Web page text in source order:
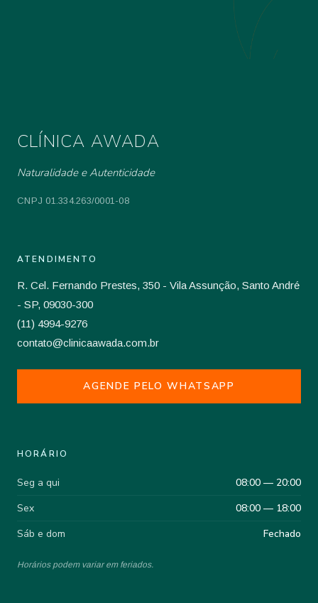
CLÍNICA AWADA
Naturalidade e Autenticidade
CNPJ 01.334.263/0001-08
ATENDIMENTO
R. Cel. Fernando Prestes, 350 - Vila Assunção, Santo André
- SP, 09030-300
(11) 4994-9276
contato@clinicaawada.com.br
AGENDE PELO WHATSAPP
HORÁRIO
Seg a qui
08:00 — 20:00
Sex
08:00 — 18:00
Sáb e dom
Fechado
Horários podem variar em feriados.